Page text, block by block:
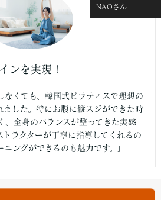
ンを実現！
なくても、韓国式ピラティスで理想の
ました。特にお腹に縦スジができた時
、全身のバランスが整ってきた実感
トラクターが丁寧に指導してくれるの
ングができるのも魅力です。」
NAOさん